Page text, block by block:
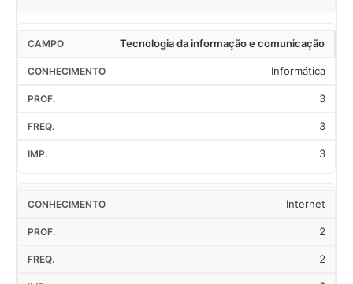
Tecnologia da informação e comunicação
Informática
3
3
3
Internet
2
2